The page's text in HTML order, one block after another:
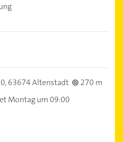
63674 Altenstadt
270 m
Montag um 09:00